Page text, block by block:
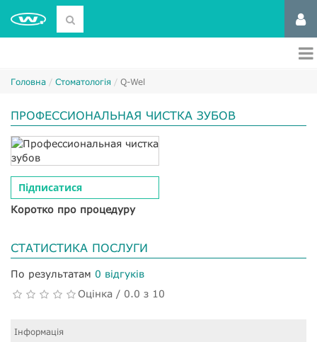
Головна Стоматологія Q-Wel
ПРОФЕССИОНАЛЬНАЯ ЧИСТКА ЗУБОВ
Підписатися
Коротко про процедуру
СТАТИСТИКА ПОСЛУГИ
По результатам 0 відгуків
Оцінка / 0.0 з 10
Інформація